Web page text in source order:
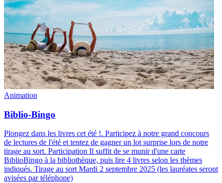
Animation
Biblio-Bingo
Plongez dans les livres cet été !. Participez à notre grand concours
de lectures de l'été et tentez de gagner un lot surprise lors de notre
tirage au sort. Participation Il suffit de se munir d'une carte
BiblioBingo à la bibliothèque, puis lire 4 livres selon les thèmes
indiqués. Tirage au sort Mardi 2 septembre 2025 (les lauréates seront
avisées par téléphone)